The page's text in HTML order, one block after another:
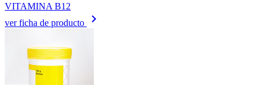
VITAMINA B12
ver ficha de producto
keyboard_arrow_right